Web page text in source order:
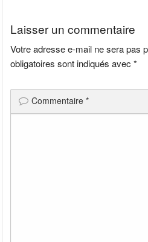
Laisser un commentaire
Votre adresse e-mail ne sera pas
obligatoires sont indiqués avec*
Commentaire*